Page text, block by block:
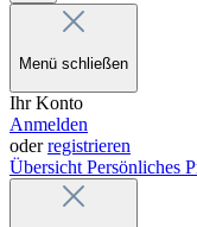
Menü schließen
Ihr Konto
Anmelden
oderregistrieren
Übersicht Persönliches